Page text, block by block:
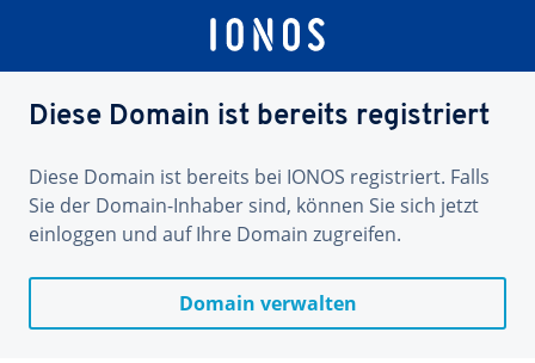
Diese Domain ist bereits registriert
Diese Domain ist bereits bei IONOS registriert. Falls
Sie der Domain-Inhaber sind, können Sie sich jetzt
einloggen und auf Ihre Domain zugreifen.
Domain verwalten